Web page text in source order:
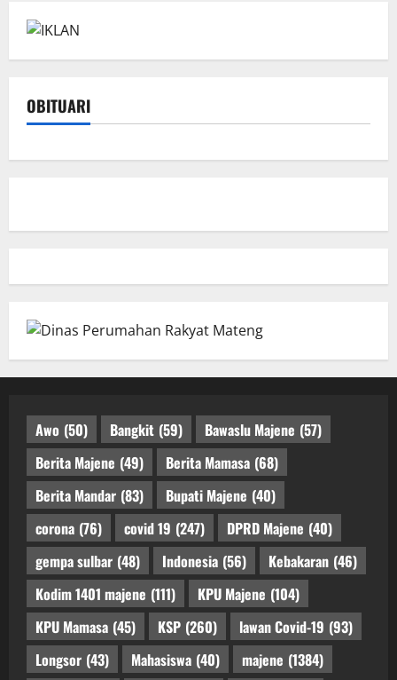
OBITUARI
Awo (50) Bangkit (59) Bawaslu Majene (57)
Berita Majene (49) Berita Mamasa (68)
Berita Mandar (83) Bupati Majene (40)
corona (76) covid 19 (247) DPRD Majene (40)
gempa sulbar (48) Indonesia (56) Kebakaran (46)
Kodim 1401 majene (111) KPU Majene (104)
KPU Mamasa (45) KSP (260) lawan Covid-19 (93)
Longsor (43) Mahasiswa (40) majene (1384)